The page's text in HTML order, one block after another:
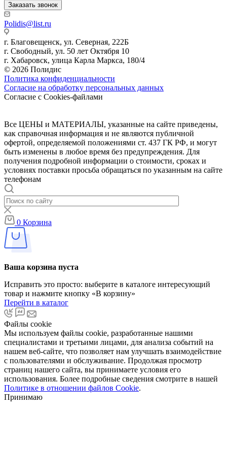
Заказать звонок
Polidis@list.ru
г. Благовещенск, ул. Северная, 222Б
г. Свободный, ул. 50 лет Октября 10
г. Хабаровск, улица Карла Маркса, 180/4
© 2026 Полидис
Политика конфиденциальности
Согласие на обработку персональных данных
Согласие с Cookies-файлами
Все ЦЕНЫ и МАТЕРИАЛЫ, указанные на сайте приведены,
как справочная информация и не являются публичной
офертой, определяемой положениями ст. 437 ГК РФ, и могут
быть изменены в любое время без предупреждения. Для
получения подробной информации о стоимости, сроках и
условиях поставки просьба обращаться по указанным на сайте
телефонам
0 Корзина
Ваша корзина пуста
Исправить это просто: выберите в каталоге интересующий
товар и нажмите кнопку «В корзину»
Перейти в каталог
Файлы cookie
Мы используем файлы cookie, разработанные нашими
специалистами и третьими лицами, для анализа событий на
нашем веб-сайте, что позволяет нам улучшать взаимодействие
с пользователями и обслуживание. Продолжая просмотр
страниц нашего сайта, вы принимаете условия его
использования. Более подробные сведения смотрите в нашей
Политике в отношении файлов Cookie.
Принимаю